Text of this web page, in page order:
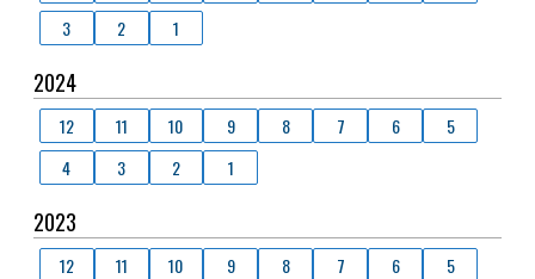
3
2 1
2024
12 11 10 9 8 7 6
5
4
3 2 1
2023
12 11 10 9 8 7 6
5